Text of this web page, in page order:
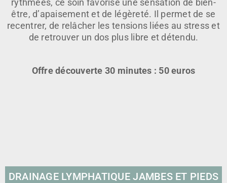
rythmées, ce soin favorise une sensation de bien-
être, d’apaisement et de légèreté. Il permet de se
recentrer, de relâcher les tensions liées au stress et
de retrouver un dos plus libre et détendu.
Offre découverte 30 minutes : 50 euros
DRAINAGE LYMPHATIQUE JAMBES ET PIEDS